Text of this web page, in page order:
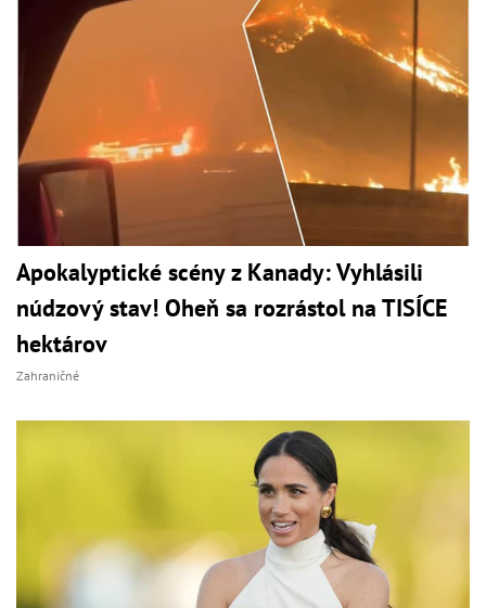
Apokalyptické scény z Kanady: Vyhlásili
núdzový stav! Oheň sa rozrástol na TISÍCE
hektárov
Zahraničné